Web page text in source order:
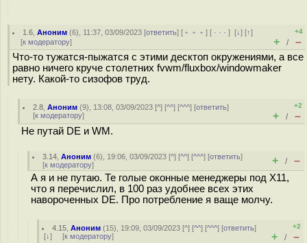
1.6 ,Аноним (6), 11:37, 03/09/2023 [ответить] [ ﹢﹢﹢] [ · · ·][↓] [↑]
[к модератору]
+4
+ / –
Что-то тужатся-пыжатся с этими десктоп окружениями, а все
равно ничего круче столетних fvwm/fluxbox/windowmaker
нету. Какой-то сизофов труд.
2.8 ,Аноним (9), 13:08, 03/09/2023 [^] [^^] [^^^] [ответить]
[к модератору]
+2
+ / –
Не путай DE и WM.
3.14 ,Аноним (6), 19:06, 03/09/2023 [^] [^^] [^^^] [ответить]
[к модератору] + / –
А я и не путаю. Те голые оконные менеджеры под X11,
что я перечислил, в 100 раз удобнее всех этих
навороченных DE. Про потребление я ваще молчу.
4.15 ,Аноним (15), 19:09, 03/09/2023 [^] [^^] [^^^] [ответить]
[↓] [к модератору]
+2
+ / –